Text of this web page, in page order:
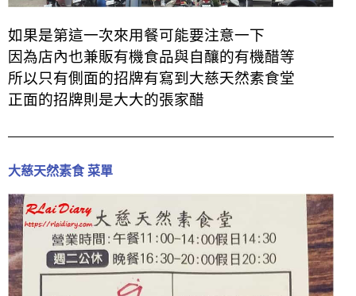
如果是第這一次來用餐可能要注意一下
因為店內也兼販有機食品與自釀的有機醋等
所以只有側面的招牌有寫到大慈天然素食堂
正面的招牌則是大大的張家醋
大慈天然素食 菜單